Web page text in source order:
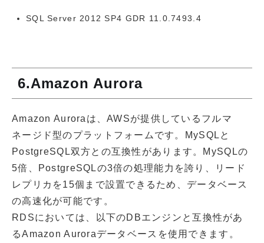
SQL Server 2012 SP4 GDR 11.0.7493.4
6.Amazon Aurora
Amazon Auroraは、AWSが提供しているフルマ
ネージド型のプラットフォームです。MySQLと
PostgreSQL双方との互換性があります。MySQLの
5倍、PostgreSQLの3倍の処理能力を誇り、リード
レプリカを15個まで設置できるため、データベース
の高速化が可能です。
RDSにおいては、以下のDBエンジンと互換性があ
るAmazon Auroraデータベースを使用できます。